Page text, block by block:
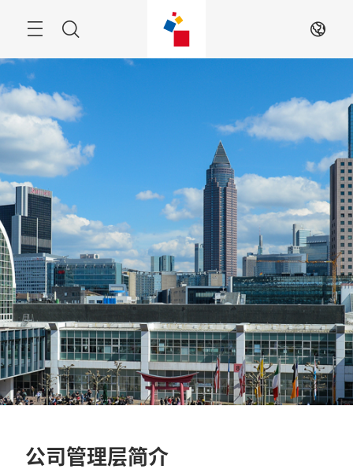
菜
单
ZH
公司管理层简介